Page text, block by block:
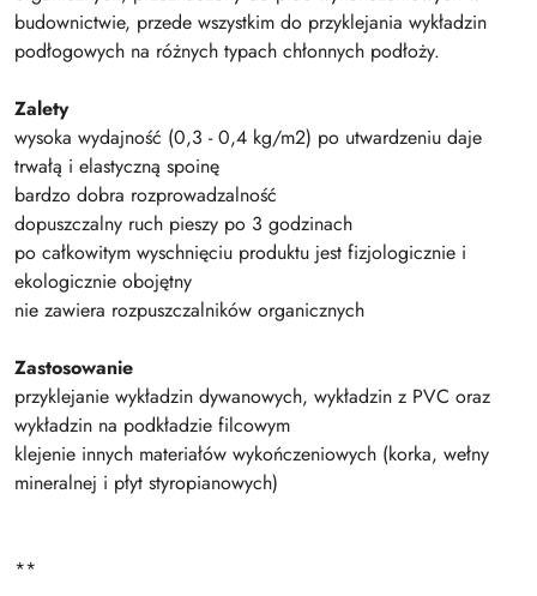
budownictwie, przede wszystkim do przyklejania wykładzin
podłogowych na różnych typach chłonnych podłoży.
Zalety
wysoka wydajność (0,3 - 0,4 kg/m2) po utwardzeniu daje
trwałą i elastyczną spoinę
bardzo dobra rozprowadzalność
dopuszczalny ruch pieszy po 3 godzinach
po całkowitym wyschnięciu produktu jest fizjologicznie i
ekologicznie obojętny
nie zawiera rozpuszczalników organicznych
Zastosowanie
przyklejanie wykładzin dywanowych, wykładzin z PVC oraz
wykładzin na podkładzie filcowym
klejenie innych materiałów wykończeniowych (korka, wełny
mineralnej i płyt styropianowych)
**